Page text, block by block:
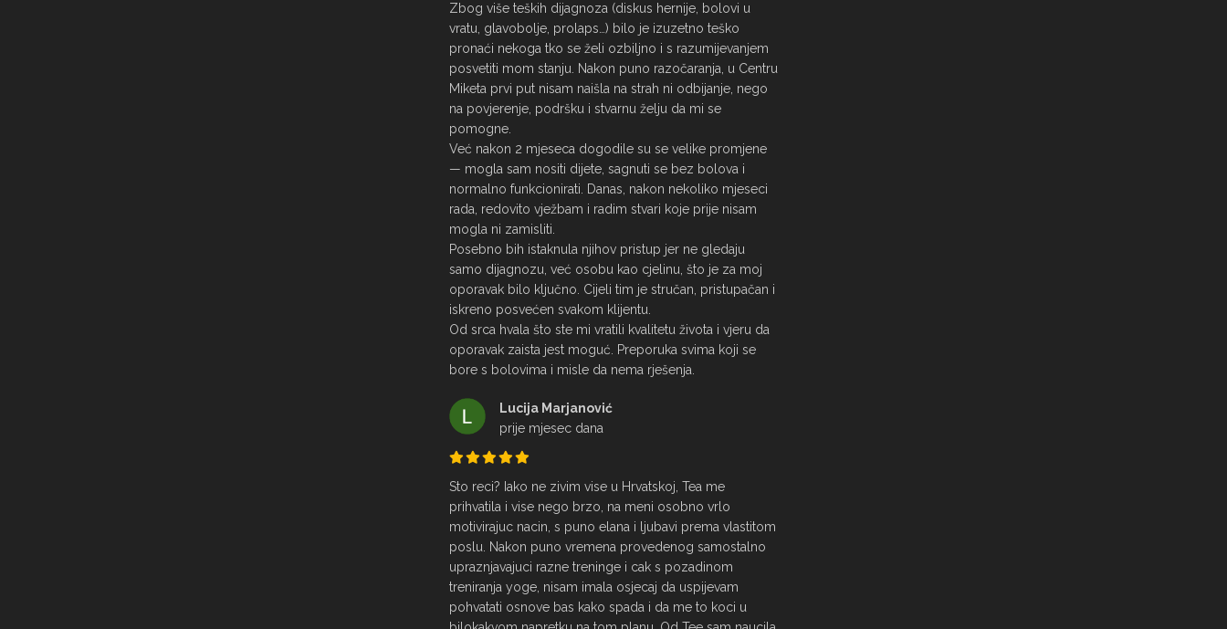
Zbog više teških dijagnoza (diskus hernije, bolovi u
vratu, glavobolje, prolaps…) bilo je izuzetno teško
pronaći nekoga tko se želi ozbiljno i s razumijevanjem
posvetiti mom stanju. Nakon puno razočaranja, u Centru
Miketa prvi put nisam naišla na strah ni odbijanje, nego
na povjerenje, podršku i stvarnu želju da mi se
pomogne.
Već nakon 2 mjeseca dogodile su se velike promjene
— mogla sam nositi dijete, sagnuti se bez bolova i
normalno funkcionirati. Danas, nakon nekoliko mjeseci
rada, redovito vježbam i radim stvari koje prije nisam
mogla ni zamisliti.
Posebno bih istaknula njihov pristup jer ne gledaju
samo dijagnozu, već osobu kao cjelinu, što je za moj
oporavak bilo ključno. Cijeli tim je stručan, pristupačan i
iskreno posvećen svakom klijentu.
Od srca hvala što ste mi vratili kvalitetu života i vjeru da
oporavak zaista jest moguć. Preporuka svima koji se
bore s bolovima i misle da nema rješenja.
Lucija Marjanović
prije mjesec dana
Sto reci? Iako ne zivim vise u Hrvatskoj, Tea me
prihvatila i vise nego brzo, na meni osobno vrlo
motivirajuc nacin, s puno elana i ljubavi prema vlastitom
poslu. Nakon puno vremena provedenog samostalno
upraznjavajuci razne treninge i cak s pozadinom
treniranja yoge, nisam imala osjecaj da uspijevam
pohvatati osnove bas kako spada i da me to koci u